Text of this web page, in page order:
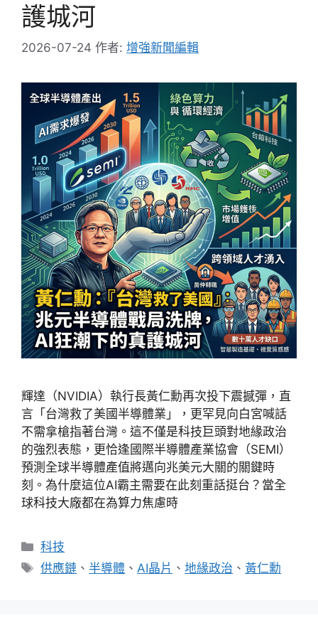
護城河
2026-07-24 作者: 增強新聞編輯
輝達（NVIDIA）執行長黃仁勳再次投下震撼彈，直
言「台灣救了美國半導體業」，更罕見向白宮喊話
不需拿槍指著台灣。這不僅是科技巨頭對地緣政治
的強烈表態，更恰逢國際半導體產業協會（SEMI）
預測全球半導體產值將邁向兆美元大關的關鍵時
刻。為什麼這位AI霸主需要在此刻重話挺台？當全
球科技大廠都在為算力焦慮時
分
類
科技
標
供應鏈 、半導體 、AI晶片 、地緣政治 、黃仁勳